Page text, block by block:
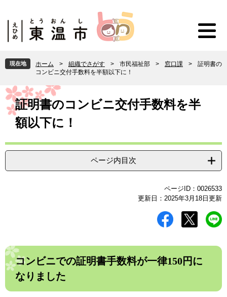
頭
で
。
飛
ば
て
本
現在地 ホーム > 組織でさがす > 市民福祉部 > 窓口課 >
証明書の
コンビニ交付手数料を半額以下に！
本
文 証明書のコンビニ交付手数料を半
額以下に！
ページ内目次
ページID：0026533
更新日：2025年3月18日更新
コンビニでの証明書手数料が一律150円に
なりました